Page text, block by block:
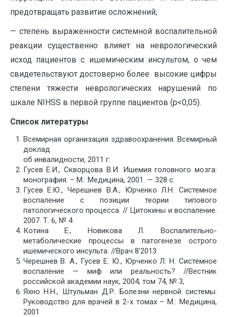
предотвращать развитие осложнений;
— степень выраженности системной воспалительной
реакции существенно влияет на неврологический
исход пациентов с ишемическим инсультом, о чем
свидетельствуют достоверно более высокие цифры
степени тяжести неврологических нарушений по
шкале NIHSS в первой группе пациентов (р<0,05).
Список литературы
Всемирная организация здравоохранения. Всемирный
доклад
об инвалидности, 2011 г.
Гусев Е.И., Скворцова В.И. Ишемия головного мозга:
монография. – М.: Медицина, 2001. — 328 с.
Гусев Е.Ю., Черешнев В.А., Юрченко Л.Н. Системное
воспаление с позиции теории типового
патологического процесса. // Цитокины и воспаление.
2007. Т. 6, № 4
Котина Е., Новикова Л. Воспалительно-
метаболические процессы в патогенезе острого
ишемического инсульта. //Врач 8’2013
Черешнев В. А., Гусев Е. Ю., Юрченко Л. Н. Системное
воспаление — миф или реальность? //Вестник
российской академии наук, 2004, том 74, № 3,
Яхно Н.Н., Штульман Д.Р. Болезни нервной системы:
Руководство для врачей в 2-х томах – М.: Медицина,
2001